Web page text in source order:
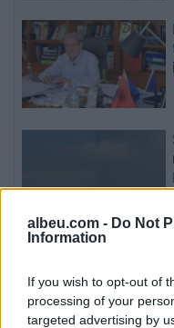
albeu.com - Do Not
Information
If you wish to opt-out of
processing of your
targeted advertising by